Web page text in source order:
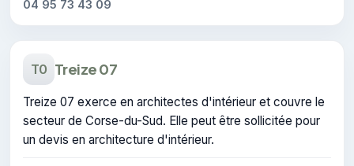
04 95 73 43 09
T0 Treize 07
Treize 07 exerce en architectes d'intérieur et couvre le
secteur de Corse-du-Sud. Elle peut être sollicitée pour
un devis en architecture d'intérieur.